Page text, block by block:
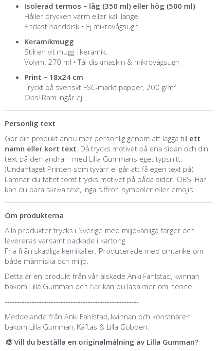
Isolerad termos – låg (350 ml) eller hög (500 ml)
Håller drycken varm eller kall länge.
Endast handdisk • Ej mikrovågsugn
Keramikmugg
Stilren vit mugg i keramik.
Volym: 270 ml • Tål diskmaskin & mikrovågsugn
Print – 18x24 cm
Tryckt på svenskt FSC-märkt papper, 200 g/m².
Obs! Ram ingår ej.
Personlig text
Gör din produkt ännu mer personlig genom att lägga till ett
namn eller kort text . Då trycks motivet på ena sidan och din
text på den andra – med Lilla Gummans eget typsnitt.
(Undantaget Printen som tyvärr ej går att få egen text på)
Lämnar du fältet tomt trycks motivet på båda sidor. OBS! Här
kan du bara skriva text, inga siffror, symboler eller emojis
Om produkterna
Alla produkter trycks i Sverige med miljövänliga färger och
levereras varsamt packade i kartong.
Fria från skadliga kemikalier. Producerade med omtanke om
både människa och miljö.
Detta är en produkt från vår älskade Anki Fahlstad, kvinnan
bakom Lilla Gumman och här kan du läsa mer om henne.
-------------------------------------------------------
Meddelande från Anki Fahlstad, kvinnan och konstnären
bakom Lilla Gumman, Käftas & Lilla Gubben:
🎨 Vill du beställa en originalmålning av Lilla Gumman?